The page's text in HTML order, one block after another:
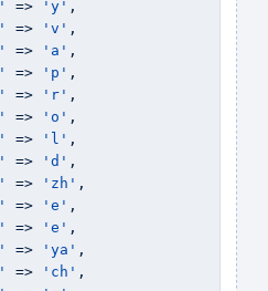
=> 'y' ,
=> 'v' ,
=> 'a' ,
=> 'p' ,
=> 'r' ,
=> 'o' ,
=> 'l' ,
=> 'd' ,
=> 'zh' ,
=> 'e' ,
=> 'e' ,
=> 'ya' ,
=> 'ch' ,